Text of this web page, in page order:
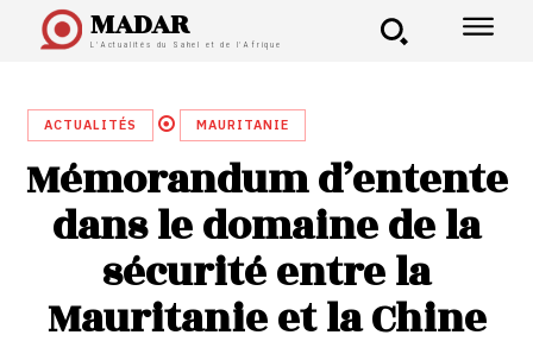
MADAR
L'Actualités du Sahel et de l'Afrique
ACTUALITÉS MAURITANIE
Mémorandum d’entente
dans le domaine de la
sécurité entre la
Mauritanie et la Chine